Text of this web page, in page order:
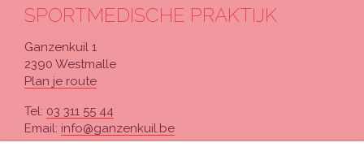
SPORTMEDISCHE PRAKTIJK
Ganzenkuil 1
2390 Westmalle
Plan je route
Tel: 03 311 55 44
Email: info@ganzenkuil.be